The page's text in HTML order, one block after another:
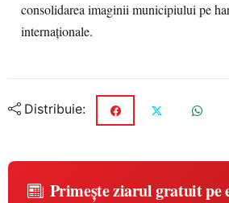
consolidarea imaginii municipiului pe
internaționale.
Distribuie:
Primește ziarul gratuit pe